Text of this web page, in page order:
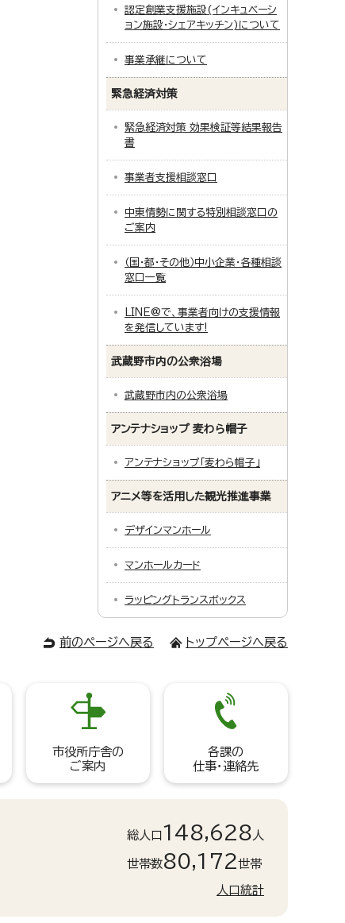
認定創業支援施設(インキュベーシ
ョン施設・シェアキッチン)について
事業承継について
緊急経済対策
緊急経済対策 効果検証等結果報告
書
事業者支援相談窓口
中東情勢に関する特別相談窓口の
ご案内
（国・都・その他）中小企業・各種相談
窓口一覧
LINE@で、事業者向けの支援情報
を発信しています!
武蔵野市内の公衆浴場
武蔵野市内の公衆浴場
アンテナショップ 麦わら帽子
アンテナショップ「麦わら帽子」
アニメ等を活用した観光推進事業
デザインマンホール
マンホールカード
ラッピングトランスボックス
前のページへ戻る トップページへ戻る
市役所庁舎の
ご案内
各課の
仕事・連絡先
総人口 148,628 人
世帯数80,172世帯
人口統計